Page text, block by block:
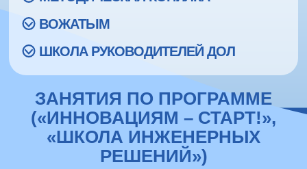
ВОЖАТЫМ
ШКОЛА РУКОВОДИТЕЛЕЙ ДОЛ
ЗАНЯТИЯ ПО ПРОГРАММЕ
(«ИННОВАЦИЯМ – СТАРТ!»,
«ШКОЛА ИНЖЕНЕРНЫХ
РЕШЕНИЙ»)